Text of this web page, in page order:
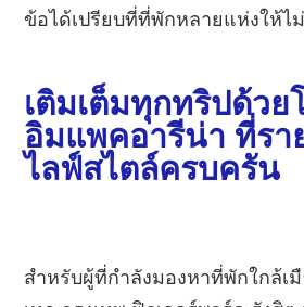
ข้อได้เปรียบที่ที่พักหลายแห่งให้ไ
เติมเต็มทุกทริปด้วย
อิมแพคอารีน่า ที่รา
ไลฟ์สไตล์ครบครัน
สำหรับผู้ที่กำลังมองหาที่พักใกล้เ